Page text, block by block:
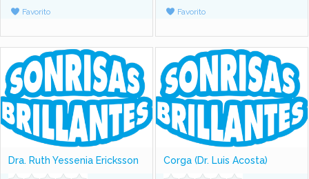
Favorito
Favorito
Dra. Ruth Yessenia Ericksson Corga (Dr. Luis Acosta)